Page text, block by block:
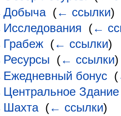
Добыча‎ (← ссылки)
Исследования (←
Грабеж (← ссылки)
Ресурсы (← ссылки)
Ежедневный бонус (
Центральное Здание
Шахта‎ (← ссылки)